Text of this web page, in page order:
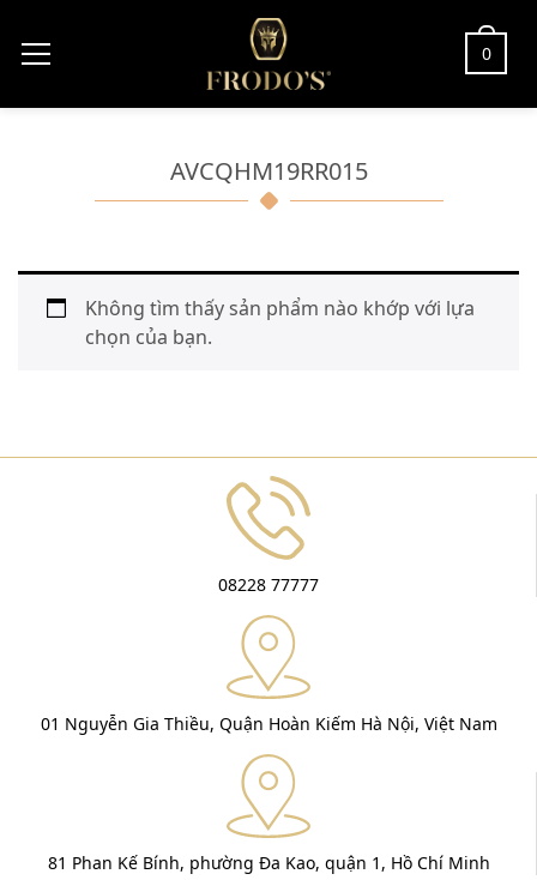
0
AVCQHM19RR015
Không tìm thấy sản phẩm nào khớp với lựa
chọn của bạn.
08228 77777
01 Nguyễn Gia Thiều, Quận Hoàn Kiếm Hà Nội, Việt Nam
81 Phan Kế Bính, phường Đa Kao, quận 1, Hồ Chí Minh